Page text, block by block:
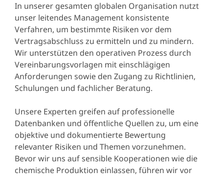
In unserer gesamten globalen Organisation nutzt
unser leitendes Management konsistente
Verfahren, um bestimmte Risiken vor dem
Vertragsabschluss zu ermitteln und zu mindern.
Wir unterstützen den operativen Prozess durch
Vereinbarungsvorlagen mit einschlägigen
Anforderungen sowie den Zugang zu Richtlinien,
Schulungen und fachlicher Beratung.
Unsere Experten greifen auf professionelle
Datenbanken und öffentliche Quellen zu, um eine
objektive und dokumentierte Bewertung
relevanter Risiken und Themen vorzunehmen.
Bevor wir uns auf sensible Kooperationen wie die
chemische Produktion einlassen, führen wir vor